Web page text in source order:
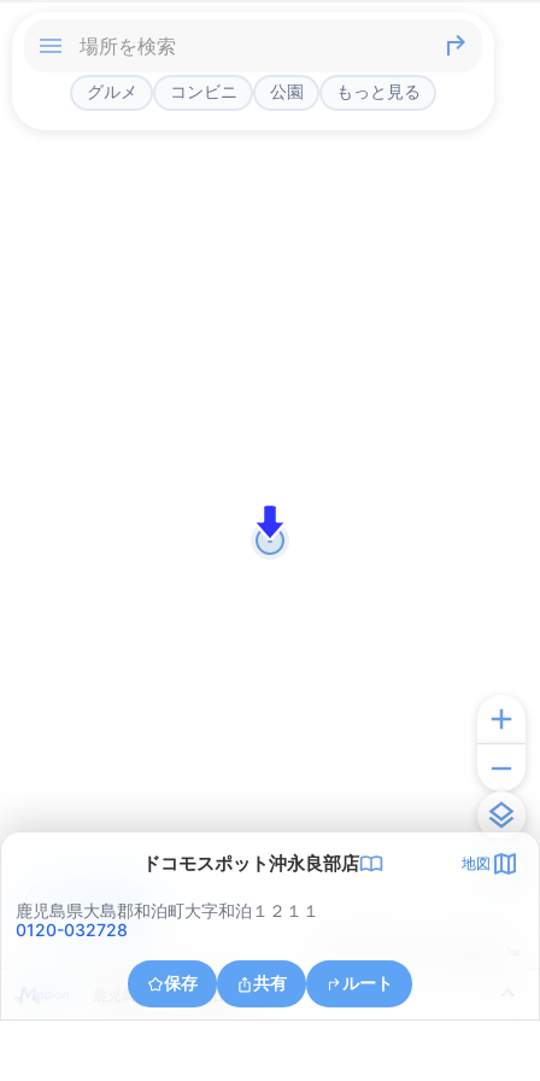
グルメ コンビニ 公園 もっと見る
ドコモスポット沖永良部店 地図
鹿児島県大島郡和泊町大字和泊１２１１
0120-032728
保存 共有 ルート
鹿児島県大島郡和泊町和
アプリで見る